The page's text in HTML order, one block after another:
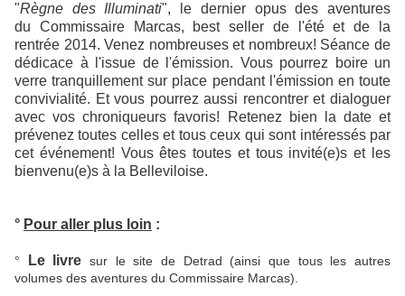
"Règne des Illuminati", le dernier opus des aventures
du Commissaire Marcas, best seller de l'été et de la
rentrée 2014. Venez nombreuses et nombreux! Séance de
dédicace à l'issue de l'émission. Vous pourrez boire un
verre tranquillement sur place pendant l'émission en toute
convivialité. Et vous pourrez aussi rencontrer et dialoguer
avec vos chroniqueurs favoris! Retenez bien la date et
prévenez toutes celles et tous ceux qui sont intéressés par
cet événement! Vous êtes toutes et tous invité(e)s et les
bienvenu(e)s à la Belleviloise.
° Pour aller plus loin :
° Le livre sur le site de Detrad (ainsi que tous les autres
volumes des aventures du Commissaire Marcas).